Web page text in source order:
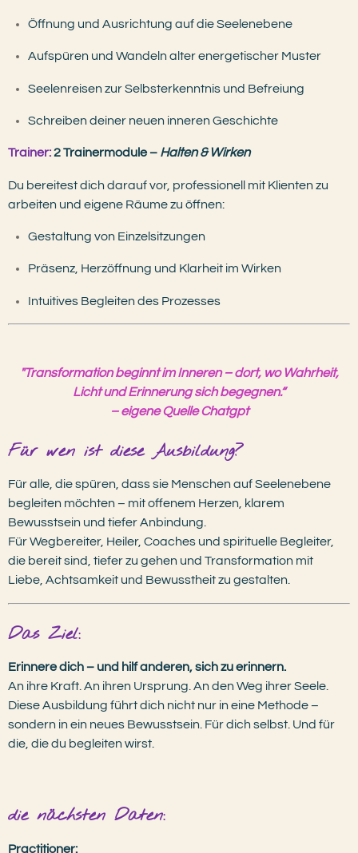
Öffnung und Ausrichtung auf die Seelenebene
Aufspüren und Wandeln alter energetischer Muster
Seelenreisen zur Selbsterkenntnis und Befreiung
Schreiben deiner neuen inneren Geschichte
Trainer:2 Trainermodule – Halten & Wirken
Du bereitest dich darauf vor, professionell mit Klienten zu
arbeiten und eigene Räume zu öffnen:
Gestaltung von Einzelsitzungen
Präsenz, Herzöffnung und Klarheit im Wirken
Intuitives Begleiten des Prozesses
"Transformation beginnt im Inneren – dort, wo Wahrheit,
Licht und Erinnerung sich begegnen.“
– eigene Quelle Chatgpt
Für wen ist diese Ausbildung?
Für alle, die spüren, dass sie Menschen auf Seelenebene
begleiten möchten – mit offenem Herzen, klarem
Bewusstsein und tiefer Anbindung.
Für Wegbereiter, Heiler, Coaches und spirituelle Begleiter,
die bereit sind, tiefer zu gehen und Transformation mit
Liebe, Achtsamkeit und Bewusstheit zu gestalten.
Das Ziel:
Erinnere dich – und hilf anderen, sich zu erinnern.
An ihre Kraft. An ihren Ursprung. An den Weg ihrer Seele.
Diese Ausbildung führt dich nicht nur in eine Methode –
sondern in ein neues Bewusstsein. Für dich selbst. Und für
die, die du begleiten wirst.
die nächsten Daten:
Practitioner: